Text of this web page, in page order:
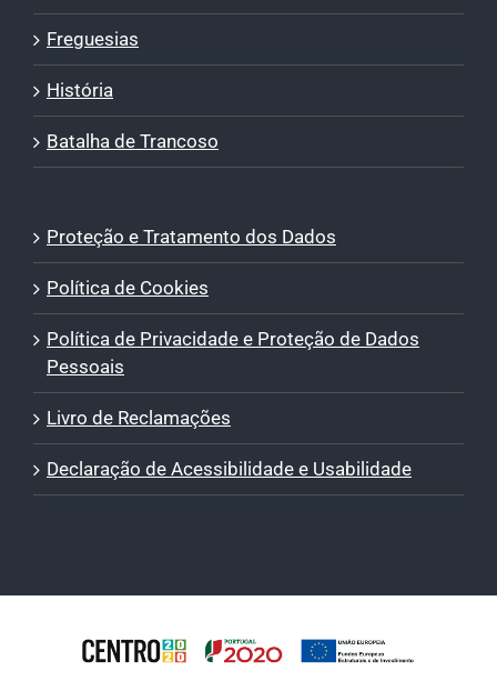
Freguesias
História
Batalha de Trancoso
Proteção e Tratamento dos Dados
Política de Cookies
Política de Privacidade e Proteção de Dados
Pessoais
Livro de Reclamações
Declaração de Acessibilidade e Usabilidade